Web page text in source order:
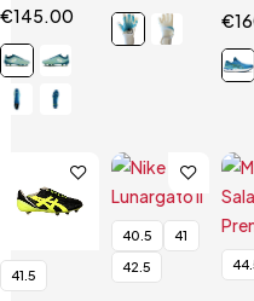
200 VII
€145.00
Gel
€
41.5
40.5
41
42.5